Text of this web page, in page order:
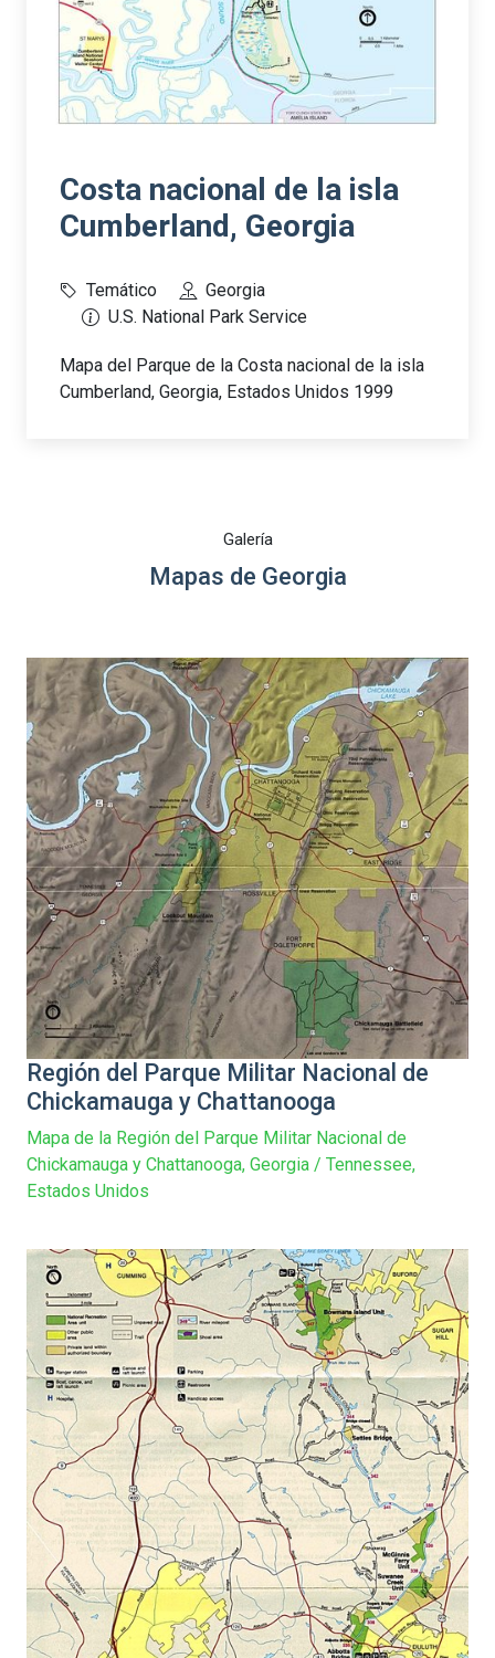
Costa nacional de la isla
Cumberland, Georgia
Temático
Georgia
U.S. National Park Service
Mapa del Parque de la Costa nacional de la isla
Cumberland, Georgia, Estados Unidos 1999
Galería
Mapas de Georgia
Región del Parque Militar Nacional de
Chickamauga y Chattanooga
Mapa de la Región del Parque Militar Nacional de
Chickamauga y Chattanooga, Georgia / Tennessee,
Estados Unidos